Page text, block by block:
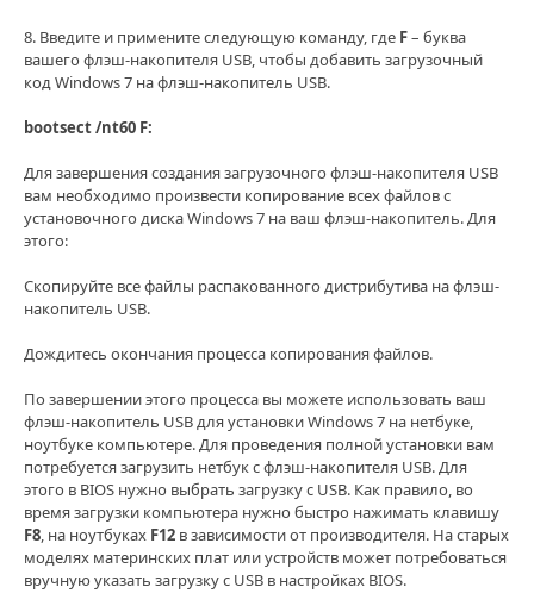
8. Введите и примените следующую команду, где F– буква
вашего флэш-накопителя USB, чтобы добавить загрузочный
код Windows 7 на флэш-накопитель USB.
bootsect /nt60 F:
Для завершения создания загрузочного флэш-накопителя USB
вам необходимо произвести копирование всех файлов с
установочного диска Windows 7 на ваш флэш-накопитель. Для
этого:
Скопируйте все файлы распакованного дистрибутива на флэш-
накопитель USB.
Дождитесь окончания процесса копирования файлов.
По завершении этого процесса вы можете использовать ваш
флэш-накопитель USB для установки Windows 7 на нетбуке,
ноутбуке компьютере. Для проведения полной установки вам
потребуется загрузить нетбук с флэш-накопителя USB. Для
этого в BIOS нужно выбрать загрузку с USB. Как правило, во
время загрузки компьютера нужно быстро нажимать клавишу
F8, на ноутбуках F12 в зависимости от производителя. На старых
моделях материнских плат или устройств может потребоваться
вручную указать загрузку с USB в настройках BIOS.